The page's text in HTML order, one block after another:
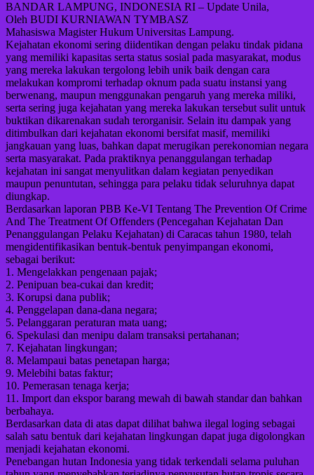
BANDAR LAMPUNG, INDONESIA RI – Update Unila,
Oleh BUDI KURNIAWAN TYMBASZ
Mahasiswa Magister Hukum Universitas Lampung.
Kejahatan ekonomi sering diidentikan dengan pelaku tindak pidana
yang memiliki kapasitas serta status sosial pada masyarakat, modus
yang mereka lakukan tergolong lebih unik baik dengan cara
melakukan kompromi terhadap oknum pada suatu instansi yang
berwenang, maupun menggunakan pengaruh yang mereka miliki,
serta sering juga kejahatan yang mereka lakukan tersebut sulit untuk
buktikan dikarenakan sudah terorganisir. Selain itu dampak yang
ditimbulkan dari kejahatan ekonomi bersifat masif, memiliki
jangkauan yang luas, bahkan dapat merugikan perekonomian negara
serta masyarakat. Pada praktiknya penanggulangan terhadap
kejahatan ini sangat menyulitkan dalam kegiatan penyedikan
maupun penuntutan, sehingga para pelaku tidak seluruhnya dapat
diungkap.
Berdasarkan laporan PBB Ke-VI Tentang The Prevention Of Crime
And The Treatment Of Offenders (Pencegahan Kejahatan Dan
Penanggulangan Pelaku Kejahatan) di Caracas tahun 1980, telah
mengidentifikasikan bentuk-bentuk penyimpangan ekonomi,
sebagai berikut:
1. Mengelakkan pengenaan pajak;
2. Penipuan bea-cukai dan kredit;
3. Korupsi dana publik;
4. Penggelapan dana-dana negara;
5. Pelanggaran peraturan mata uang;
6. Spekulasi dan menipu dalam transaksi pertahanan;
7. Kejahatan lingkungan;
8. Melampaui batas penetapan harga;
9. Melebihi batas faktur;
10. Pemerasan tenaga kerja;
11. Import dan ekspor barang mewah di bawah standar dan bahkan
berbahaya.
Berdasarkan data di atas dapat dilihat bahwa ilegal loging sebagai
salah satu bentuk dari kejahatan lingkungan dapat juga digolongkan
menjadi kejahatan ekonomi.
Penebangan hutan Indonesia yang tidak terkendali selama puluhan